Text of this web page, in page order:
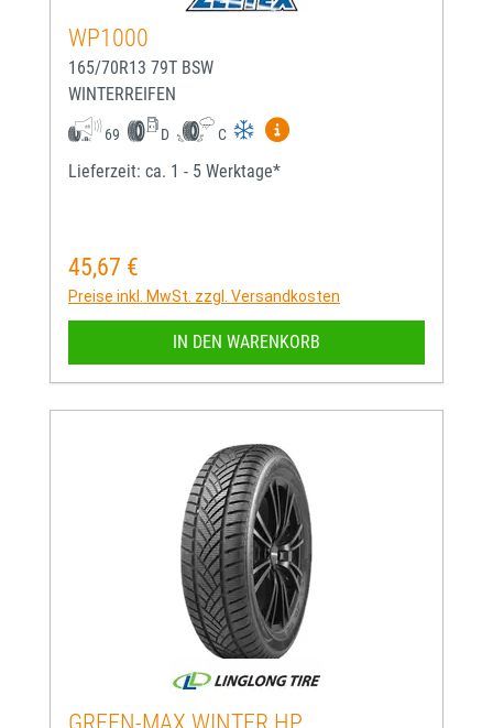
WP1000
165/70R13 79T BSW
WINTERREIFEN
69 D C
Mehr Informationen zum
Lieferzeit: ca. 1 - 5 Werktage*
Regulärer Preis:
45,67 €
Preise inkl. MwSt. zzgl. Versandkosten
IN DEN WARENKORB